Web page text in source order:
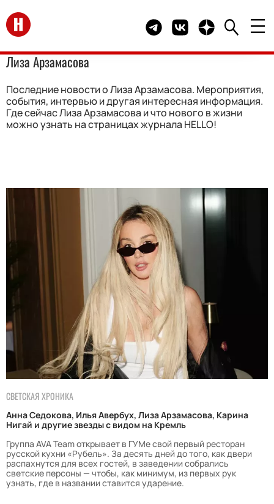
Перейти на главную Telegram канал HELLO
Группа HELLO
Канал HELLO в
Лиза Арзамасова
Последние новости о Лиза Арзамасова. Мероприятия,
события, интервью и другая интересная информация.
Где сейчас Лиза Арзамасова и что нового в жизни
можно узнать на страницах журнала HELLO!
СВЕТСКАЯ ХРОНИКА
Анна Седокова, Илья Авербух, Лиза Арзамасова, Карина
Нигай и другие звезды с видом на Кремль
Группа AVA Team открывает в ГУМе свой первый ресторан
русской кухни «Рубель». За десять дней до того, как двери
распахнутся для всех гостей, в заведении собрались
светские персоны — чтобы, как минимум, из первых рук
узнать, где в названии ставится ударение.